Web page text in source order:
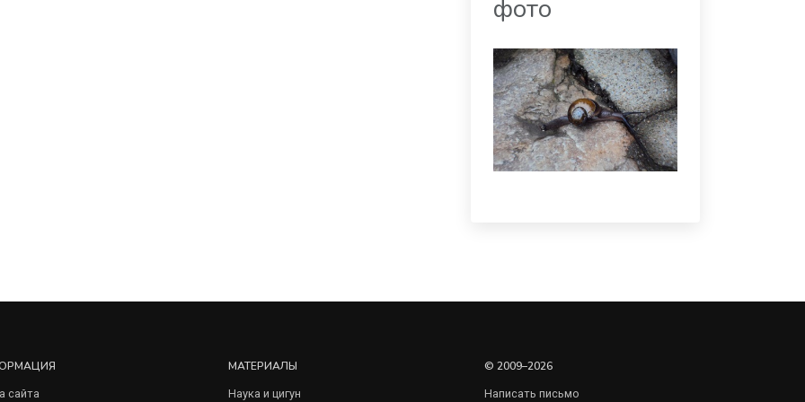
фото
сайта
МАТЕРИАЛЫ
Наука и цигун
© 2009–2026
Написать письмо